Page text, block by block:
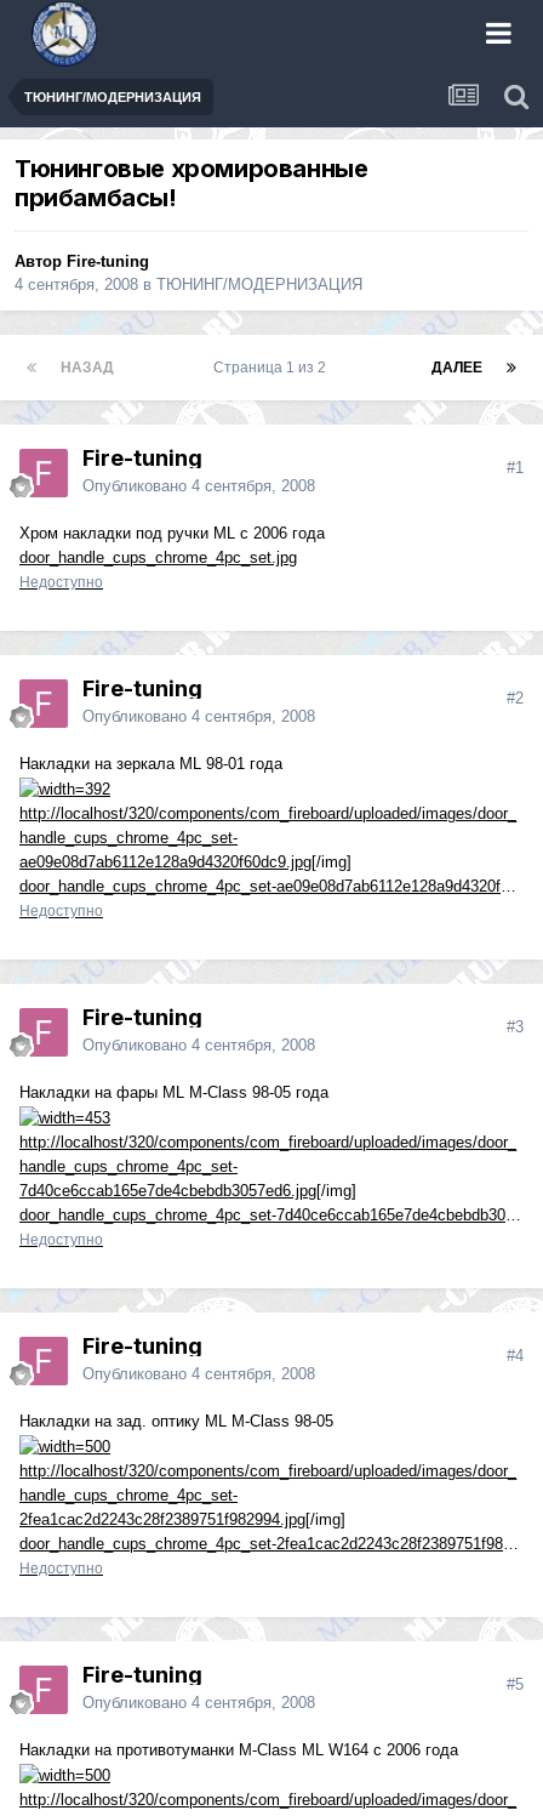
ТЮНИНГ/МОДЕРНИЗАЦИЯ
Тюнинговые хромированные
прибамбасы!
Автор Fire-tuning
4 сентября, 2008 в ТЮНИНГ/МОДЕРНИЗАЦИЯ
НАЗАД ДАЛЕЕ
Страница 1 из 2
Fire-tuning
Опубликовано 4 сентября, 2008
#1
Хром накладки под ручки ML с 2006 года
door_handle_cups_chrome_4pc_set.jpg
Недоступно
Fire-tuning
Опубликовано 4 сентября, 2008
#2
Накладки на зеркала ML 98-01 года
http://localhost/320/components/com_fireboard/uploaded/images/door_
handle_cups_chrome_4pc_set-
ae09e08d7ab6112e128a9d4320f60dc9.jpg[/img]
Недоступно
Fire-tuning
Опубликовано 4 сентября, 2008
#3
Накладки на фары ML M-Class 98-05 года
http://localhost/320/components/com_fireboard/uploaded/images/door_
handle_cups_chrome_4pc_set-
7d40ce6ccab165e7de4cbebdb3057ed6.jpg[/img]
Недоступно
Fire-tuning
Опубликовано 4 сентября, 2008
#4
Накладки на зад. оптику ML M-Class 98-05
http://localhost/320/components/com_fireboard/uploaded/images/door_
handle_cups_chrome_4pc_set-
2fea1cac2d2243c28f2389751f982994.jpg[/img]
Недоступно
Fire-tuning
Опубликовано 4 сентября, 2008
#5
Накладки на противотуманки M-Class ML W164 с 2006 года
http://localhost/320/components/com_fireboard/uploaded/images/door_